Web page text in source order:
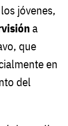
jóvenes,
a
que
en
del